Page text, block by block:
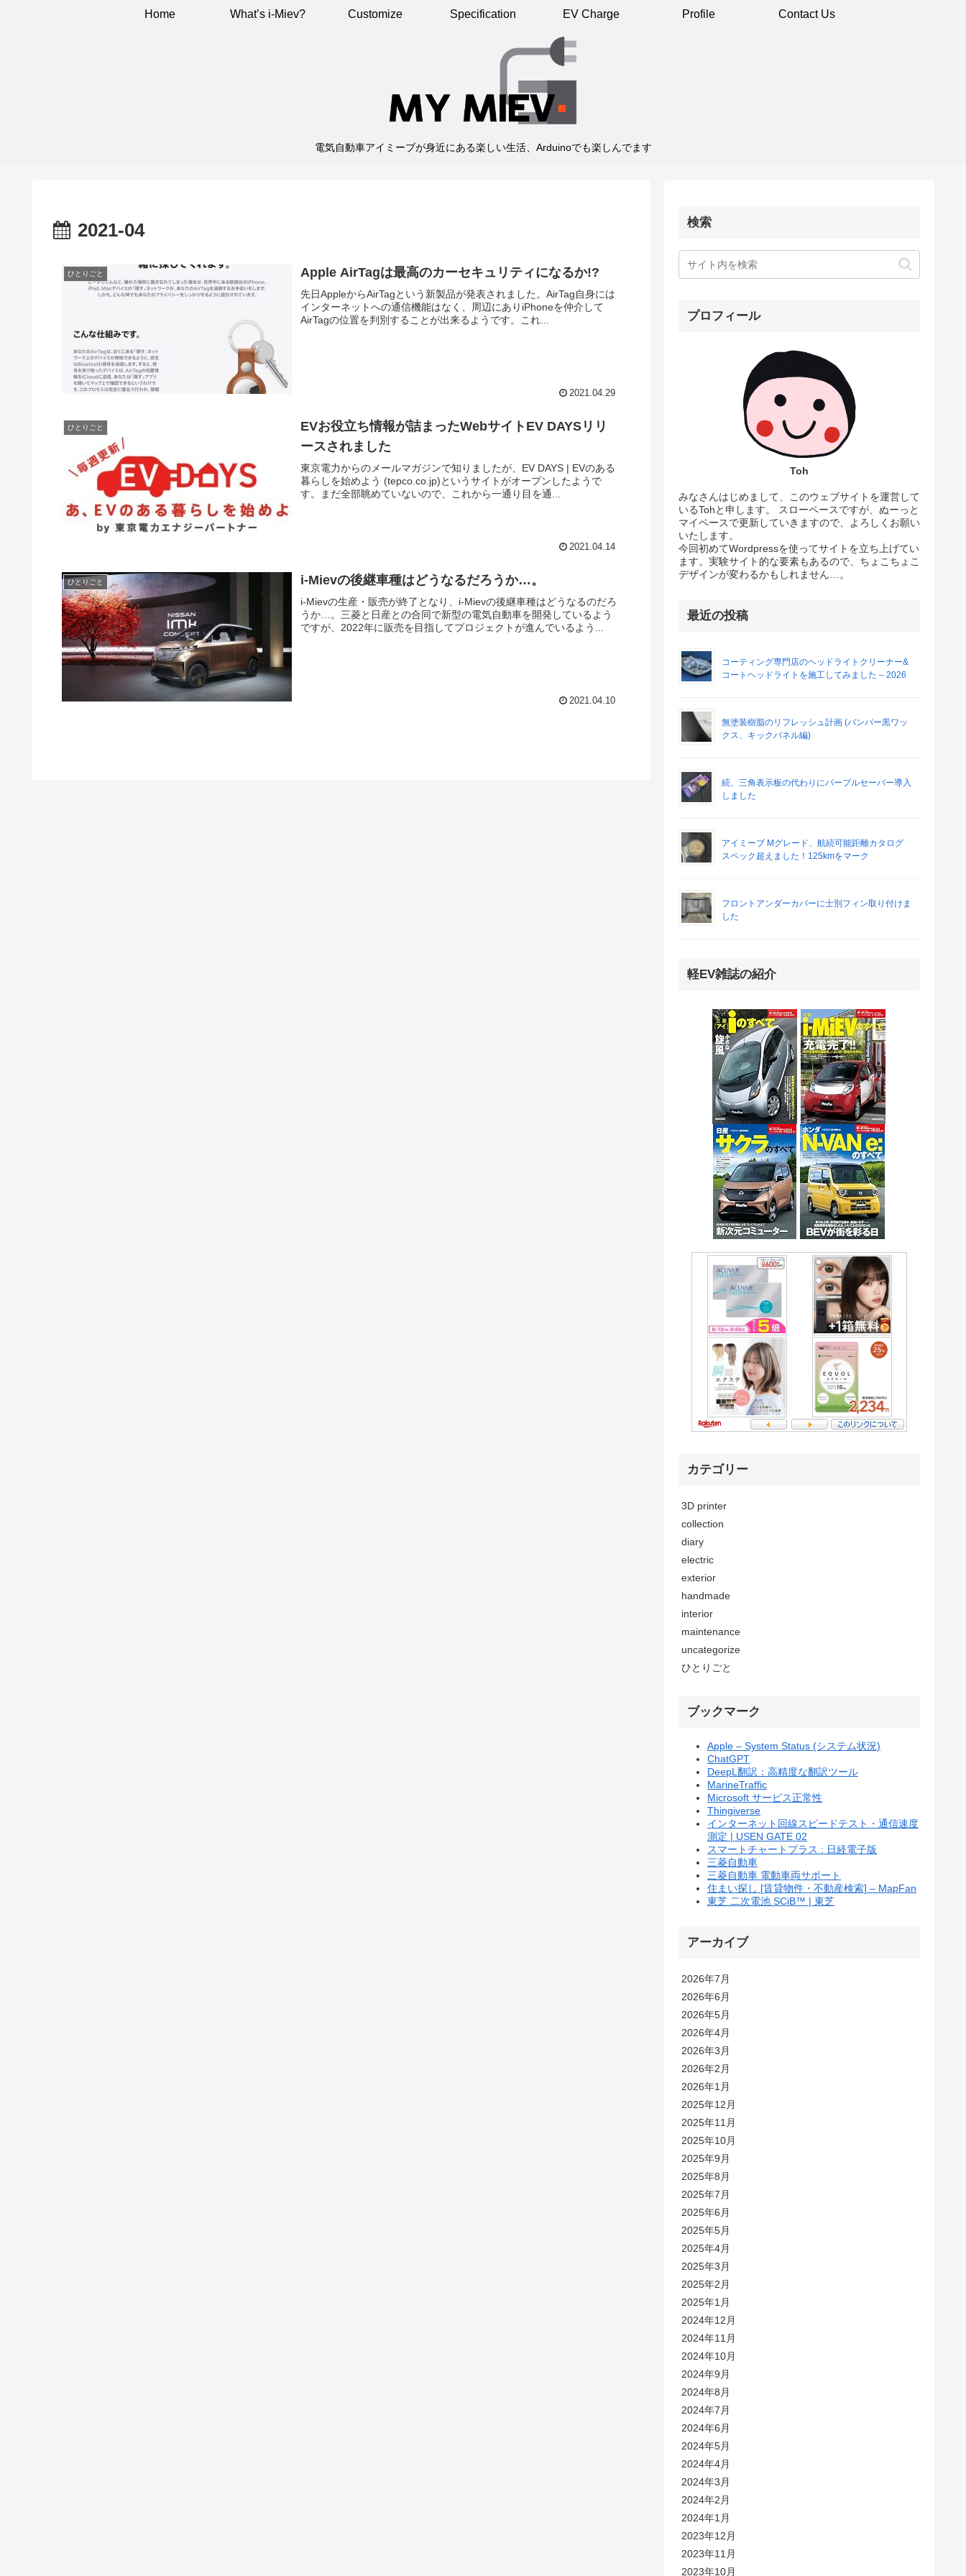
電気自動車アイミーブが身近にある楽しい生活、Arduinoでも楽しんでます
Home What’s i-Miev? Customize Specification EV Charge Profile Contact Us
2021-04
ひとりごと Apple AirTagは最高のカーセキュリティになるか!?
先日AppleからAirTagという新製品が発表されました。AirTag自身には
インターネットへの通信機能はなく、周辺にありiPhoneを仲介して
AirTagの位置を判別することが出来るようです。これ...
2021.04.29
ひとりごと
EVお役立ち情報が詰まったWebサイトEV DAYSリリ
ースされました
東京電力からのメールマガジンで知りましたが、EV DAYS | EVのある
暮らしを始めよう (tepco.co.jp)というサイトがオープンしたようで
す。まだ全部眺めていないので、これから一通り目を通...
2021.04.14
ひとりごと i-Mievの後継車種はどうなるだろうか…。
i-Mievの生産・販売が終了となり、i-Mievの後継車種はどうなるのだろ
うか…。三菱と日産との合同で新型の電気自動車を開発しているよう
ですが、2022年に販売を目指してプロジェクトが進んでいるよう...
2021.04.10
検索
プロフィール
Toh
みなさんはじめまして、このウェブサイトを運営して
いるTohと申します。 スローペースですが、ぬーっと
マイペースで更新していきますので、よろしくお願い
いたします。
今回初めてWordpressを使ってサイトを立ち上げてい
ます。実験サイト的な要素もあるので、ちょこちょこ
デザインが変わるかもしれません…。
最近の投稿
コーティング専門店のヘッドライトクリーナー&
コートヘッドライトを施工してみました – 2026
無塗装樹脂のリフレッシュ計画 (バンパー黒ワッ
クス、キックパネル編)
続、三角表示板の代わりにパープルセーバー導入
しました
アイミーブ Mグレード、航続可能距離カタログ
スペック超えました！125kmをマーク
フロントアンダーカバーに士別フィン取り付けま
した
軽EV雑誌の紹介
カテゴリー
3D printer
collection
diary
electric
exterior
handmade
interior
maintenance
uncategorize
ひとりごと
ブックマーク
Apple – System Status (システム状況)
ChatGPT
DeepL翻訳：高精度な翻訳ツール
MarineTraffic
Microsoft サービス正常性
Thingiverse
インターネット回線スピードテスト・通信速度
測定 | USEN GATE 02
スマートチャートプラス : 日経電子版
三菱自動車
三菱自動車 電動車両サポート
住まい探し [賃貸物件・不動産検索] – MapFan
東芝 二次電池 SCiB™ | 東芝
アーカイブ
2026年7月
2026年6月
2026年5月
2026年4月
2026年3月
2026年2月
2026年1月
2025年12月
2025年11月
2025年10月
2025年9月
2025年8月
2025年7月
2025年6月
2025年5月
2025年4月
2025年3月
2025年2月
2025年1月
2024年12月
2024年11月
2024年10月
2024年9月
2024年8月
2024年7月
2024年6月
2024年5月
2024年4月
2024年3月
2024年2月
2024年1月
2023年12月
2023年11月
2023年10月